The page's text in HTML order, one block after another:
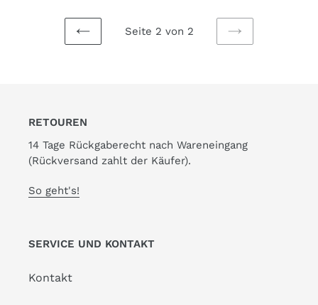
VORHERIGE
Seite 2 von 2
NÄCHSTE
RETOUREN
14 Tage Rückgaberecht nach Wareneingang
(Rückversand zahlt der Käufer).
So geht's!
SERVICE UND KONTAKT
Kontakt